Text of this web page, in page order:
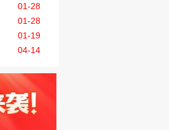
01-28
01-28
01-19
04-14